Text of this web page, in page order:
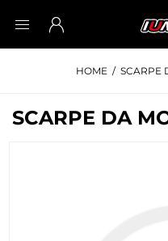
HOME / SCARPE
SCARPE DA